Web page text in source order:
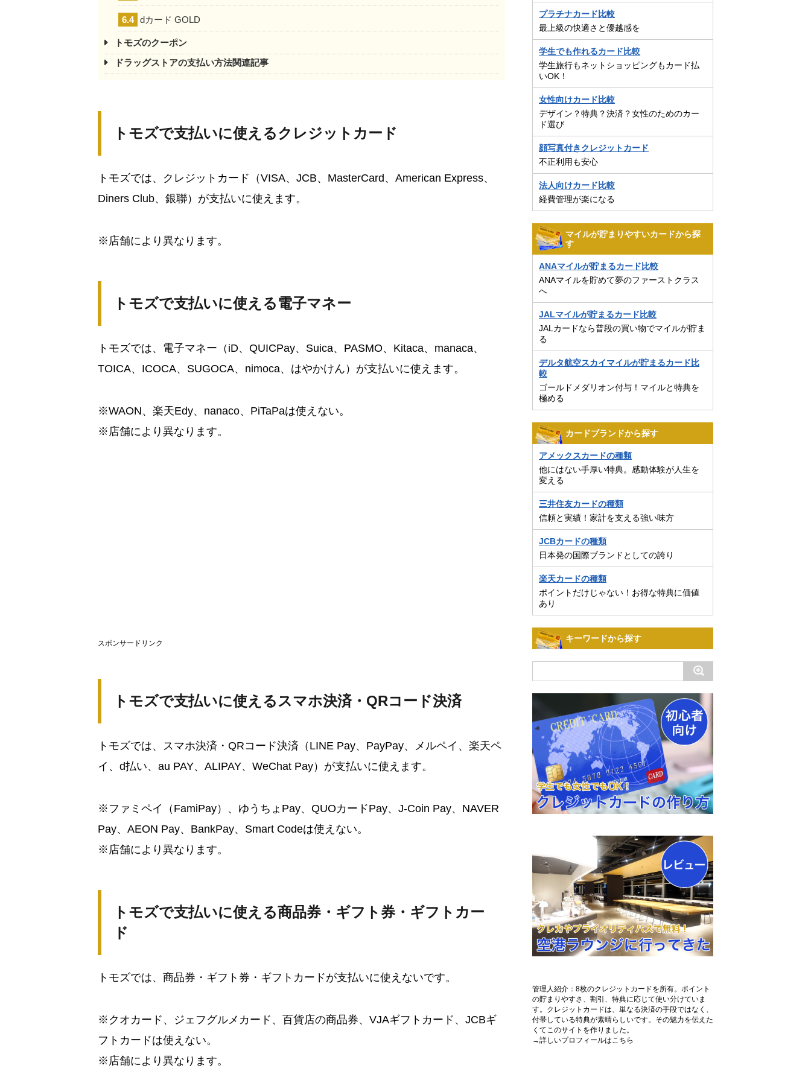
6.4 dカード GOLD
トモズのクーポン
ドラッグストアの支払い方法関連記事
トモズで支払いに使えるクレジットカード
トモズでは、クレジットカード（VISA、JCB、MasterCard、American Express、
Diners Club、銀聯）が支払いに使えます。
※店舗により異なります。
トモズで支払いに使える電子マネー
トモズでは、電子マネー（iD、QUICPay、Suica、PASMO、Kitaca、manaca、
TOICA、ICOCA、SUGOCA、nimoca、はやかけん）が支払いに使えます。
※WAON、楽天Edy、nanaco、PiTaPaは使えない。
※店舗により異なります。
スポンサードリンク
トモズで支払いに使えるスマホ決済・QRコード決済
トモズでは、スマホ決済・QRコード決済（LINE Pay、PayPay、メルペイ、楽天ペ
イ、d払い、au PAY、ALIPAY、WeChat Pay）が支払いに使えます。
※ファミペイ（FamiPay）、ゆうちょPay、QUOカードPay、J-Coin Pay、NAVER
Pay、AEON Pay、BankPay、Smart Codeは使えない。
※店舗により異なります。
トモズで支払いに使える商品券・ギフト券・ギフトカー
ド
トモズでは、商品券・ギフト券・ギフトカードが支払いに使えないです。
※クオカード、ジェフグルメカード、百貨店の商品券、VJAギフトカード、JCBギ
フトカードは使えない。
※店舗により異なります。
プラチナカード比較
最上級の快適さと優越感を
学生でも作れるカード比較
学生旅行もネットショッピングもカード払
いOK！
女性向けカード比較
デザイン？特典？決済？女性のためのカー
ド選び
顔写真付きクレジットカード
不正利用も安心
法人向けカード比較
経費管理が楽になる
マイルが貯まりやすいカードから探
す
ANAマイルが貯まるカード比較
ANAマイルを貯めて夢のファーストクラス
へ
JALマイルが貯まるカード比較
JALカードなら普段の買い物でマイルが貯ま
る
デルタ航空スカイマイルが貯まるカード比
較
ゴールドメダリオン付与！マイルと特典を
極める
カードブランドから探す
アメックスカードの種類
他にはない手厚い特典。感動体験が人生を
変える
三井住友カードの種類
信頼と実績！家計を支える強い味方
JCBカードの種類
日本発の国際ブランドとしての誇り
楽天カードの種類
ポイントだけじゃない！お得な特典に価値
あり
キーワードから探す
管理人紹介：8枚のクレジットカードを所有。ポイント
の貯まりやすさ、割引、特典に応じて使い分けていま
す。クレジットカードは、単なる決済の手段ではなく、
付帯している特典が素晴らしいです。その魅力を伝えた
くてこのサイトを作りました。
→詳しいプロフィールはこちら